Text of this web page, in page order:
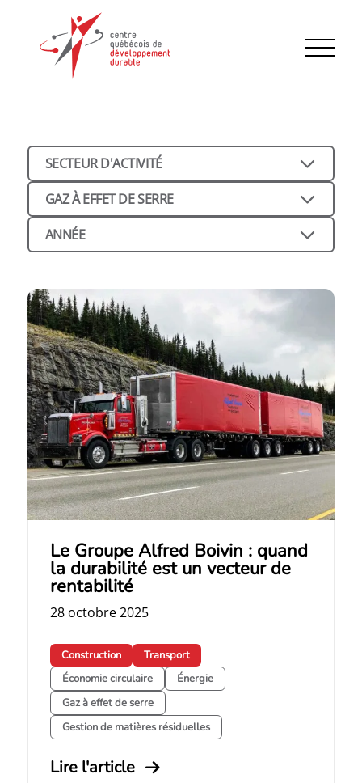
SECTEUR D'ACTIVITÉ
GAZ À EFFET DE SERRE
ANNÉE
Le Groupe Alfred Boivin : quand
la durabilité est un vecteur de
rentabilité
28 octobre 2025
Construction
Transport
Économie circulaire
Énergie
Gaz à effet de serre
Gestion de matières résiduelles
Lire l'article